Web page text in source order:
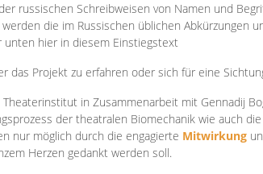
russischen Schreibweisen von Namen und
die im Russischen üblichen Abkürzungen
unten hier in diesem Einstiegstext
das Projekt zu erfahren oder sich für eine
in Zusammenarbeit mit Gennadij
der theatralen Biomechanik wie auch
nur möglich durch die engagierte Mitwirkung
Herzen gedankt werden soll.